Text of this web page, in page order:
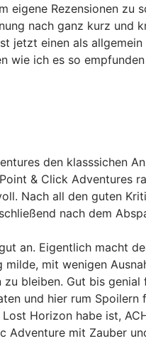
eigene Rezensionen
nach ganz kurz
jetzt einen als
wie ich es so
den klasssichen
& Click Adventures
Nach all den guten
nach dem
an. Eigentlich macht
milde, mit wenigen
bleiben. Gut bis
und hier rum
Horizon habe ist,
Adventure mit Zauber